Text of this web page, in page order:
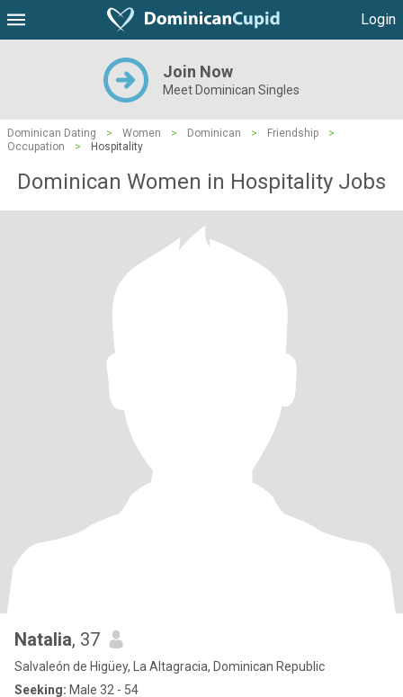
Login
Join Now
Meet Dominican Singles
Dominican Dating > Women > Dominican > Friendship
>
Occupation
> Hospitality
Dominican Women in Hospitality Jobs
Natalia, 37
Salvaleón de Higüey, La Altagracia, Dominican Republic
Seeking: Male 32 - 54